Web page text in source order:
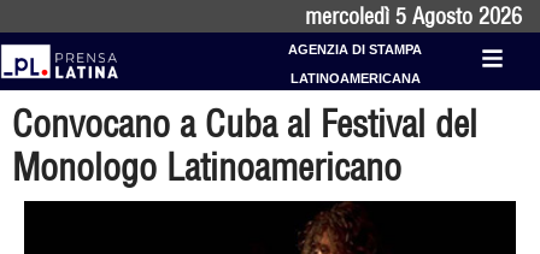
mercoledì 5 Agosto 2026
AGENZIA DI STAMPA
LATINOAMERICANA
Convocano a Cuba al Festival del
Monologo Latinoamericano